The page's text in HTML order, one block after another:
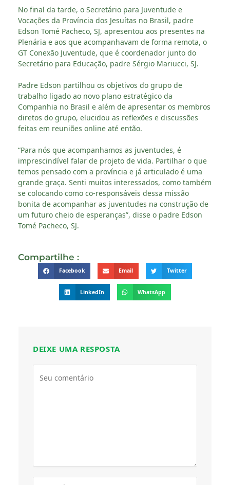
No final da tarde, o Secretário para Juventude e
Vocações da Província dos Jesuítas no Brasil, padre
Edson Tomé Pacheco, SJ, apresentou aos presentes na
Plenária e aos que acompanhavam de forma remota, o
GT Conexão Juventude, que é coordenador junto do
Secretário para Educação, padre Sérgio Mariucci, SJ.
Padre Edson partilhou os objetivos do grupo de
trabalho ligado ao novo plano estratégico da
Companhia no Brasil e além de apresentar os membros
diretos do grupo, elucidou as reflexões e discussões
feitas em reuniões online até então.
“Para nós que acompanhamos as juventudes, é
imprescindível falar de projeto de vida. Partilhar o que
temos pensado com a província e já articulado é uma
grande graça. Senti muitos interessados, como também
se colocando como co-responsáveis dessa missão
bonita de acompanhar as juventudes na construção de
um futuro cheio de esperanças”, disse o padre Edson
Tomé Pacheco, SJ.
Compartilhe :
Facebook Email Twitter
LinkedIn WhatsApp
DEIXE UMA RESPOSTA